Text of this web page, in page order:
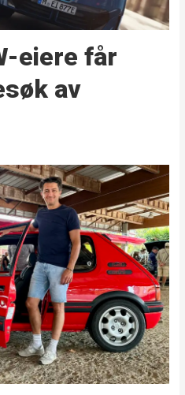
eiere får
av